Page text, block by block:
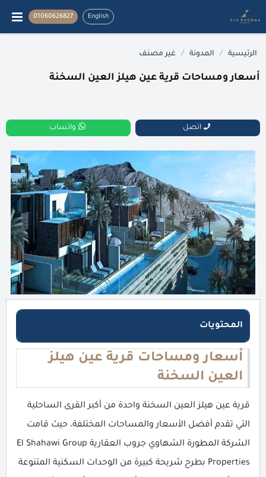
English
01060626827
الرئيسية / المدونة / غير مصنف
أسعار ومساحات قرية عين هيلز العين السخنة
اتصل واتساب
المحتويات
أسعار ومساحات قرية عين هيلز
العين السخنة
قرية عين هيلز العين السخنة واحدة من أكبر القرى الساحلية
التي تقدم أفضل الأسعار والمساحات المختلفة، حيث قامت
الشركة المطورة الشهاوي جروب العقارية El Shahawi Group
Properties بطرح شريحة كبيرة من الوحدات السكنية المتنوعة